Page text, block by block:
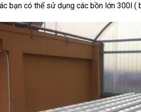
bạn có thể sử dụng các bồn lớn 300l (